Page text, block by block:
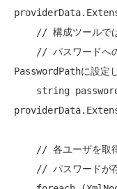
// 構成ツールで
// パスワードへ
PasswordPathに設定
string
// 各ユーザを取
// パスワードが